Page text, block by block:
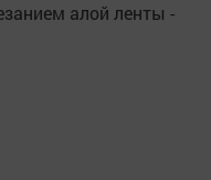
алой ленты -